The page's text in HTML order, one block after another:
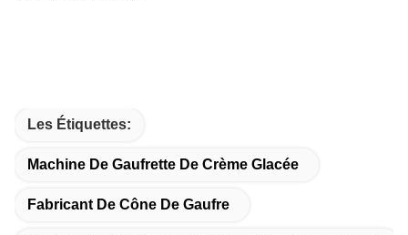
Les Étiquettes:
Machine De Gaufrette De Crème Glacée
Fabricant De Cône De Gaufre